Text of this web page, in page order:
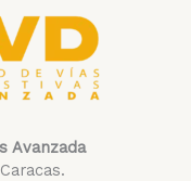
Avanzada